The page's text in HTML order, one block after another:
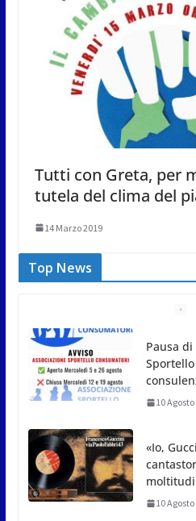
Tutti con Greta, per
tutela del clima del
14 Marzo 2019
Top News
«Io,
10
Stelle
di
doppio
10